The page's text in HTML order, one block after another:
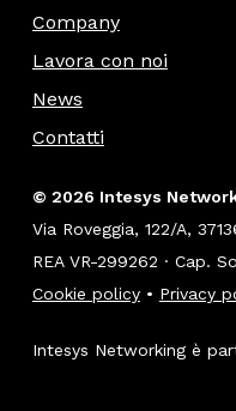
Company
Lavora con noi
News
Contatti
© 2026 Intesys
Via Roveggia, 122/A,
REA VR-299262 · Cap.
Cookie policy• Privacy
Intesys Networking è